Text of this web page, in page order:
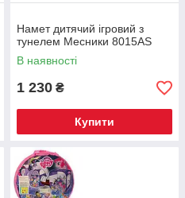
Намет дитячий ігровий з
тунелем Месники 8015АЅ
В наявності
1 230 ₴
Купити